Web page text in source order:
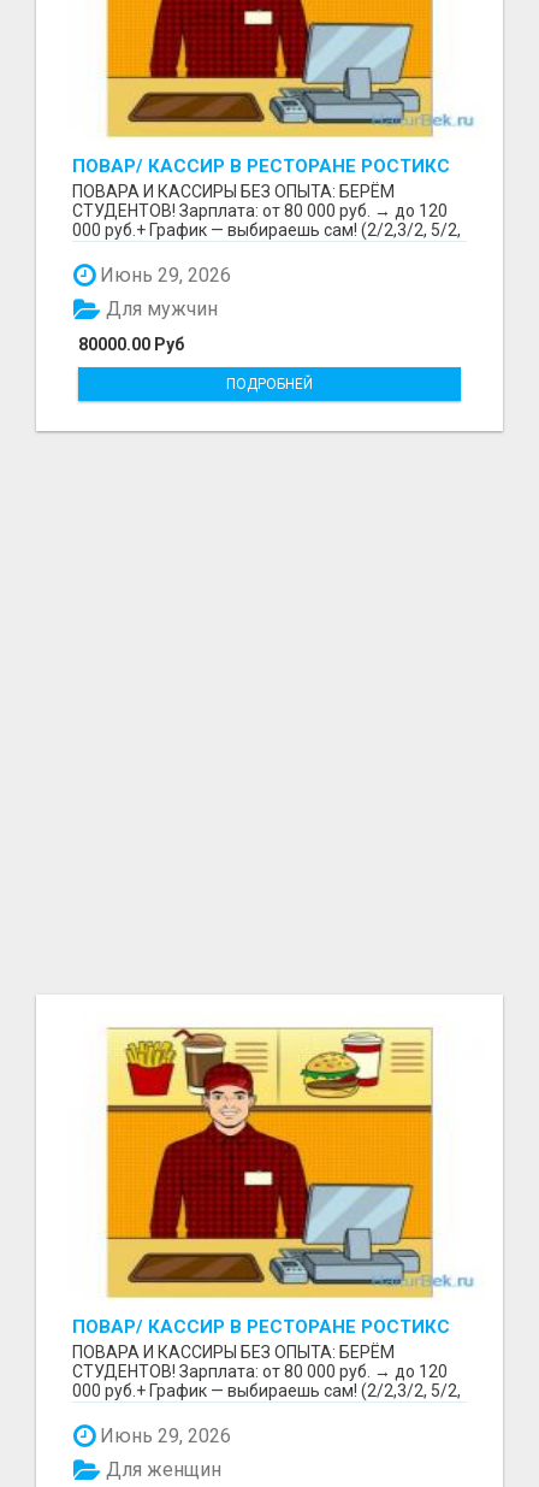
ПОВАР/ КАССИР В РЕСТОРАНЕ РОСТИКС
(КФС)
ПОВАРА И КАССИРЫ БЕЗ ОПЫТА: БЕРЁМ
СТУДЕНТОВ! Зарплата: от 80 000 руб. → до 120
000 руб.+ График — выбираешь сам! (2/2,3/2, 5/2,
Июнь 29, 2026
80000.00 Руб
Для мужчин
ПОДРОБНЕЙ
ПОВАР/ КАССИР В РЕСТОРАНЕ РОСТИКС
(КФС)
ПОВАРА И КАССИРЫ БЕЗ ОПЫТА: БЕРЁМ
СТУДЕНТОВ! Зарплата: от 80 000 руб. → до 120
000 руб.+ График — выбираешь сам! (2/2,3/2, 5/2,
Июнь 29, 2026
Для женщин